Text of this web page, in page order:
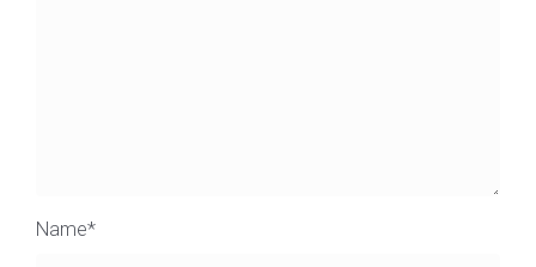
Name*